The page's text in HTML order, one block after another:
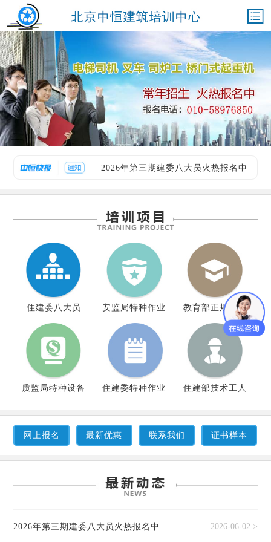
1月20日安全员考试合格名单
2026年第三期建委八大员火热报名中
2026年第三期建委八大员火热报名中
住建委八大员 安监局特种作业 教育部正规学历
质监局特种设备 住建委特种作业 住建部技术工人
网上报名 最新优惠 联系我们 证书样本
2026年第三期建委八大员火热报名中 2026-06-02 >